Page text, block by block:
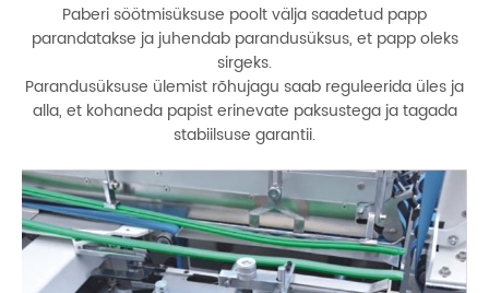
Paberi söötmisüksuse poolt välja saadetud papp
parandatakse ja juhendab parandusüksus, et papp oleks
sirgeks.
Parandusüksuse ülemist rõhujagu saab reguleerida üles ja
alla, et kohaneda papist erinevate paksustega ja tagada
stabiilsuse garantii.